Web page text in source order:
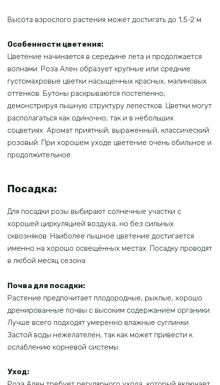
Высота взрослого растения может достигать до 1,5-2 м.
Особенности цветения:
Цветение начинается в середине лета и продолжается
волнами. Роза Ален образует крупные или средние
густомахровые цветки насыщенных красных, малиновых
оттенков. Бутоны раскрываются постепенно,
демонстрируя пышную структуру лепестков. Цветки могут
располагаться как одиночно, так и в небольших
соцветиях. Аромат приятный, выраженный, классический
розовый. При хорошем уходе цветение очень обильное и
продолжительное.
Посадка:
Для посадки розы выбирают солнечные участки с
хорошей циркуляцией воздуха, но без сильных
сквозняков. Наиболее пышное цветение достигается
именно на хорошо освещённых местах. Посадку проводят
в любой месяц сезона.
Почва для посадки:
Растение предпочитает плодородные, рыхлые, хорошо
дренированные почвы с высоким содержанием органики.
Лучше всего подходят умеренно влажные суглинки.
Застой воды нежелателен, так как может привести к
ослаблению корневой системы.
Уход: